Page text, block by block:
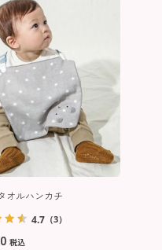
オルハンカチ
税込
4.7（3）